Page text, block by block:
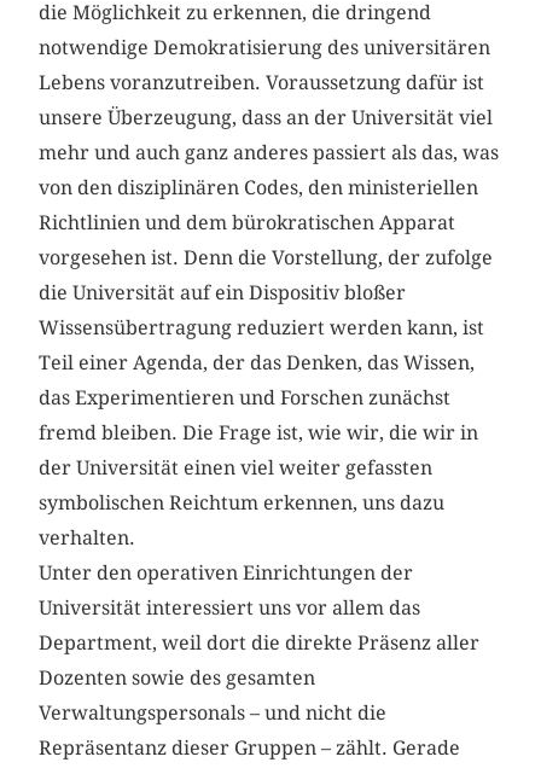
die Möglichkeit zu erkennen, die dringend
notwendige Demokratisierung des universitären
Lebens voranzutreiben. Voraussetzung dafür ist
unsere Überzeugung, dass an der Universität viel
mehr und auch ganz anderes passiert als das, was
von den disziplinären Codes, den ministeriellen
Richtlinien und dem bürokratischen Apparat
vorgesehen ist. Denn die Vorstellung, der zufolge
die Universität auf ein Dispositiv bloßer
Wissensübertragung reduziert werden kann, ist
Teil einer Agenda, der das Denken, das Wissen,
das Experimentieren und Forschen zunächst
fremd bleiben. Die Frage ist, wie wir, die wir in
der Universität einen viel weiter gefassten
symbolischen Reichtum erkennen, uns dazu
verhalten.
Unter den operativen Einrichtungen der
Universität interessiert uns vor allem das
Department, weil dort die direkte Präsenz aller
Dozenten sowie des gesamten
Verwaltungspersonals – und nicht die
Repräsentanz dieser Gruppen – zählt. Gerade